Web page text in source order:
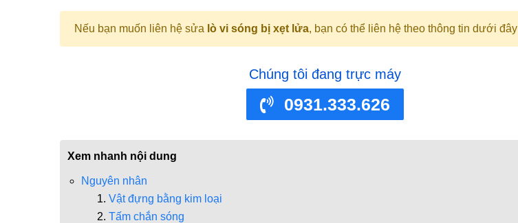
Nếu bạn muốn liên hệ sửa lò vi sóng bị xẹt lửa, bạn có thể liên hệ theo thông tin dưới đây
Chúng tôi đang trực máy
0931.333.626
Xem nhanh nội dung
Nguyên nhân
Vật đựng bằng kim loại
Tấm chắn sóng